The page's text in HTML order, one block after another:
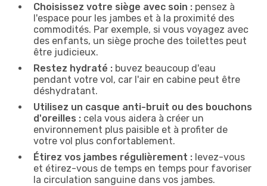
Choisissez votre siège avec soin : pensez à
l'espace pour les jambes et à la proximité des
commodités. Par exemple, si vous voyagez avec
des enfants, un siège proche des toilettes peut
être judicieux.
Restez hydraté : buvez beaucoup d'eau
pendant votre vol, car l'air en cabine peut être
déshydratant.
Utilisez un casque anti-bruit ou des bouchons
d'oreilles : cela vous aidera à créer un
environnement plus paisible et à profiter de
votre vol plus confortablement.
Étirez vos jambes régulièrement : levez-vous
et étirez-vous de temps en temps pour favoriser
la circulation sanguine dans vos jambes.